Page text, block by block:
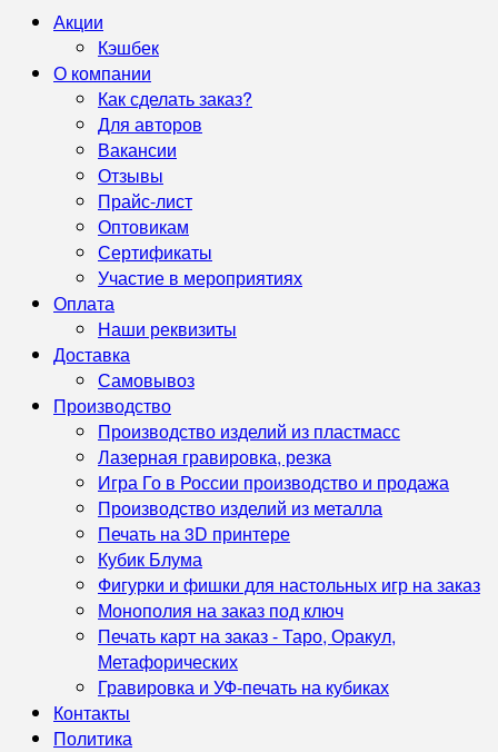
Акции
Кэшбек
О компании
Как сделать заказ?
Для авторов
Вакансии
Отзывы
Прайс-лист
Оптовикам
Сертификаты
Участие в мероприятиях
Оплата
Наши реквизиты
Доставка
Самовывоз
Производство
Производство изделий из пластмасс
Лазерная гравировка, резка
Игра Го в России производство и продажа
Производство изделий из металла
Печать на 3D принтере
Кубик Блума
Фигурки и фишки для настольных игр на заказ
Монополия на заказ под ключ
Печать карт на заказ - Таро, Оракул,
Метафорических
Гравировка и УФ‑печать на кубиках
Контакты
Политика